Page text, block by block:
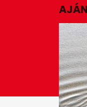
47
seconds
0%